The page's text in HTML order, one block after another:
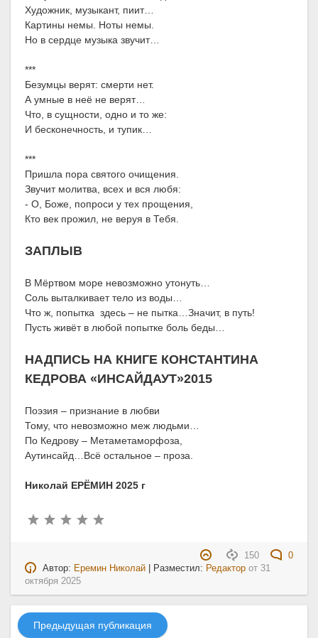
Художник, музыкант, пиит…
Картины немы. Ноты немы.
Но в сердце музыка звучит…
***
Безумцы верят: смерти нет.
А умные в неё не верят…
Что, в сущности, одно и то же:
И бесконечность, и тупик…
***
Пришла пора святого очищения.
Звучит молитва, всех и вся любя:
- О, Боже, попроси у тех прощения,
Кто век прожил, не веруя в Тебя.
ЗАПЛЫВ
В Мёртвом море невозможно утонуть…
Соль выталкивает тело из воды…
Что ж, попытка здесь – не пытка…Значит, в путь!
Пусть живёт в любой попытке боль беды…
НАДПИСЬ НА КНИГЕ КОНСТАНТИНА
КЕДРОВА «ИНСАЙДАУТ»2015
Поэзия – признание в любви
Тому, что невозможно меж людьми…
По Кедрову – Метаметаморфоза,
Аутинсайд…Всё остальное – проза.
Николай ЕРЁМИН 2025 г
150
0
Автор: Еремин Николай | Разместил: Редактор от 31
октября 2025
Предыдущая публикация